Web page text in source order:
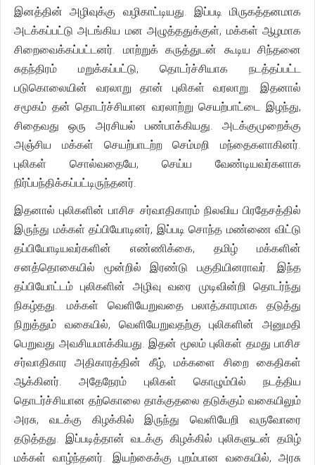
இனத்தின் அழிவுக்கு வழிகாட்டியது. இப்படி மிருகத்தனமாக
அடக்கப்பட்டு அடங்கிய மன அழுத்ததுக்குள், மக்கள் ஆழமாக
சிறைவைக்கப்பட்டனர். மாற்றுக் கருத்துடன் கூடிய சிந்தனை
சுதந்திரம் மறுக்கப்பட்டு, தொடர்ச்சியாக நடத்தப்பட்ட
படுகொலையின் வரலாறு தான் புலிகள் வரலாறு. இதனால்
சமூகம் தன் தொடர்ச்சியான வரலாற்று செயற்பாட்டை இழந்து,
சிதைவது ஒரு அரசியல் பண்பாக்கியது. அடக்குமுறைக்கு
அஞ்சிய மக்கள் செயற்பாடற்ற செம்மறி மந்தைகளாகினர்.
புலிகள் சொல்வதையே, செய்ய வேண்டியவர்களாக
நிர்ப்பந்திக்கப்பட்டிருந்தனர்.
இதனால் புலிகளின் பாசிச சர்வாதிகாரம் நிலவிய பிரதேசத்தில்
இருந்து மக்கள் தப்பியோடினர், இப்படி சொந்த மண்ணை விட்டு
தப்பியோடியவர்களின் எண்ணிக்கை, தமிழ் மக்களின்
சனத்தொகையில் மூன்றில் இரண்டு பகுதியினராவர். இந்த
தப்பியோட்டம் புலிகளின் அழிவு வரை முடிவின்றி தொடர்ந்து
நிகழ்தது. மக்கள் வெளியேறுவதை பலாத்;காரமாக தடுத்து
நிறுத்தும் வகையில், வெளியேறுவதற்கு புலிகளின் அனுமதி
பெறுவது அவசியமாக்கியது. இதன் மூலம் புலிகள் தமது பாசிச
சர்வாதிகார அதிகாரத்தின் கீழ், மக்களை சிறை கைதிகள்
ஆக்கினர். அதேநேரம் புலிகள் கொழும்பில் நடத்திய
தொடர்ச்சியான தற்கொலை தாக்குதலை தடுக்கும் வகையிலும்
அரசு, வடக்கு கிழக்கில் இருந்து வெளியேறி வருவோரை
தடுத்தது. இப்படித்தான் வடக்கு கிழக்கில் புலிகளுடன் தமிழ்
மக்கள் வாழ்ந்தனர். இயற்கைக்கு புறம்பான வகையில், அரசு